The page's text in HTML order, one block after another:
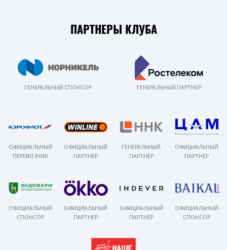
ПАРТНЕРЫ КЛУБА
ГЕНЕРАЛЬНЫЙ СПОНСОР ГЕНЕРАЛЬНЫЙ ПАРТНЕР
ОФИЦИАЛЬНЫЙ
ПЕРЕВОЗЧИК
ОФИЦИАЛЬНЫЙ
ПАРТНЕР
ГЕНЕРАЛЬНЫЙ
ПАРТНЕР
ОФИЦИАЛЬНЫЙ
ПАРТНЕР
ОФИЦИАЛЬНЫЙ
СПОНСОР
ОФИЦИАЛЬНЫЙ
ПАРТНЕР
ОФИЦИАЛЬНЫЙ
ПАРТНЕР
ОФИЦИАЛЬНЫЙ
СПОНСОР